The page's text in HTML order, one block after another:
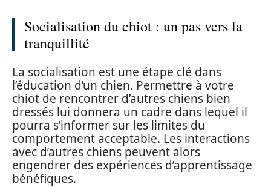
Socialisation du chiot : un pas vers la
tranquillité
La socialisation est une étape clé dans
l’éducation d’un chien. Permettre à votre
chiot de rencontrer d’autres chiens bien
dressés lui donnera un cadre dans lequel il
pourra s’informer sur les limites du
comportement acceptable. Les interactions
avec d’autres chiens peuvent alors
engendrer des expériences d’apprentissage
bénéfiques.